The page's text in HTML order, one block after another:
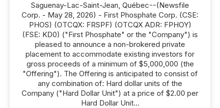
Saguenay-Lac-Saint-Jean, Québec--(Newsfile
Corp. - May 28, 2026) - First Phosphate Corp. (CSE:
PHOS) (OTCQX: FRSPF) (OTCQX ADR: FPHOY)
(FSE: KD0) ("First Phosphate" or the "Company") is
pleased to announce a non-brokered private
placement to accommodate existing investors for
gross proceeds of a minimum of $5,000,000 (the
"Offering"). The Offering is anticipated to consist of
any combination of: Hard dollar units of the
Company ("Hard Dollar Unit") at a price of $2.00 per
Hard Dollar Unit...